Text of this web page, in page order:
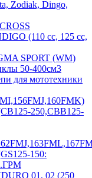
Zodiak, Dingo,
(110 сс, 125 cc,
SPORT (WM)
50-400см3
для мототехники
250,CBB125-
150:
01, 02 (250